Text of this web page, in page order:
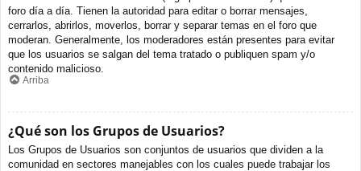
foro día a día. Tienen la autoridad para editar o borrar mensajes,
cerrarlos, abrirlos, moverlos, borrar y separar temas en el foro que
moderan. Generalmente, los moderadores están presentes para evitar
que los usuarios se salgan del tema tratado o publiquen spam y/o
contenido malicioso.
Arriba
¿Qué son los Grupos de Usuarios?
Los Grupos de Usuarios son conjuntos de usuarios que dividen a la
comunidad en sectores manejables con los cuales puede trabajar los